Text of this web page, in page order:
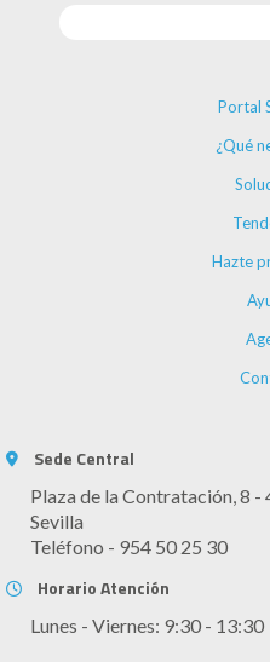
Portal
¿Qué
Hazte
Sede Central
Plaza de la Contratación, 8 -
Sevilla
Teléfono - 954 50 25 30
Horario Atención
Lunes - Viernes: 9:30 - 13:30